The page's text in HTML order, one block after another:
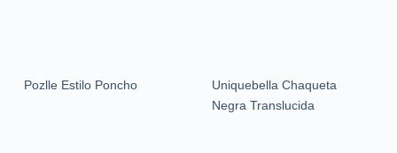
Pozlle Estilo Poncho
Uniquebella Chaqueta
Negra Translucida